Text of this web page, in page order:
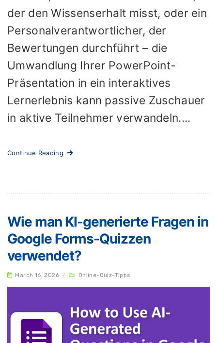
der den Wissenserhalt misst, oder ein
Personalverantwortlicher, der
Bewertungen durchführt – die
Umwandlung Ihrer PowerPoint-
Präsentation in ein interaktives
Lernerlebnis kann passive Zuschauer
in aktive Teilnehmer verwandeln....
Continue Reading
Wie man KI-generierte Fragen in
Google Forms-Quizzen
verwendet?
March 16, 2026 / Online-Quiz-Tipps